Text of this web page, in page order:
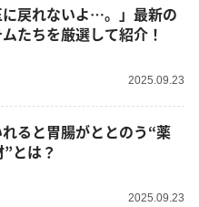
に戻れないよ…。」最新の
たちを厳選して紹介！
2025.09.23
れると胃腸がととのう“薬
とは？
2025.09.23